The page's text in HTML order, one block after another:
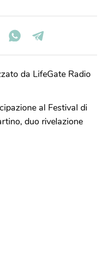
da LifeGate Radio
al Festival di
duo rivelazione